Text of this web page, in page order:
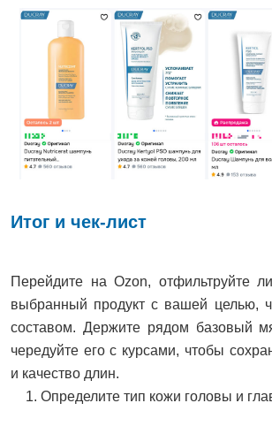
Итог и чек-лист
Перейдите на Ozon, отфильтруйте
выбранный продукт с вашей целью,
составом. Держите рядом базовый
чередуйте его с курсами, чтобы
и качество длин.
Определите тип кожи головы и